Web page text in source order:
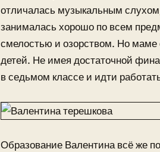
отличалась музыкальным
занималась хорошо по всем
смелостью и озорством. Но маме
детей. Не имея достаточной
в седьмом классе и идти
Образование Валентина всё же